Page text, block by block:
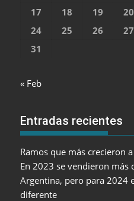
17
18 19 20
24
25 26 27
31
« Feb
Entradas recientes
Ramos que más crecieron
En 2023 se vendieron más
Argentina, pero para 2024
diferente